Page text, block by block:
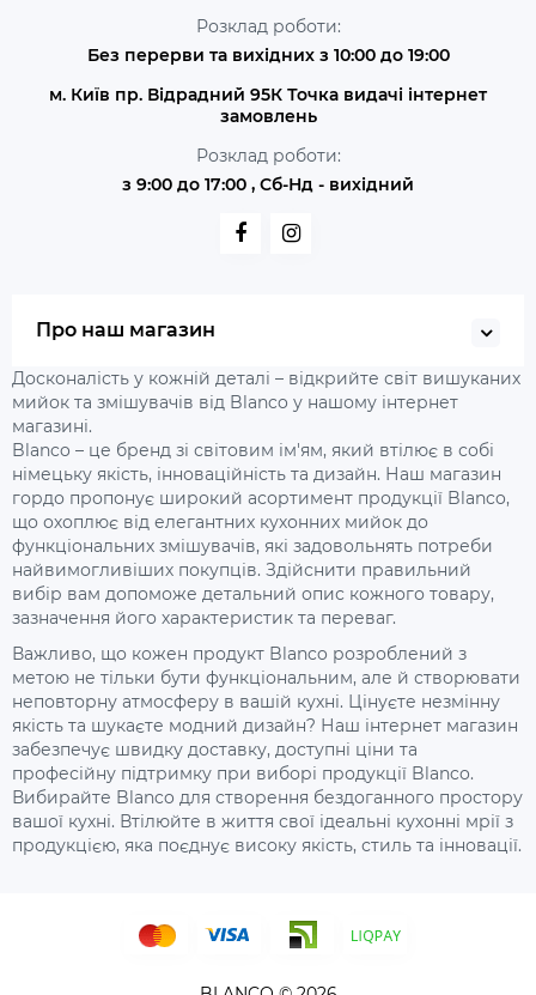
Розклад роботи:
Без перерви та вихідних з 10:00 до 19:00
м. Київ пр. Відрадний 95К Точка видачі інтернет
замовлень
Розклад роботи:
з 9:00 до 17:00 , Сб-Нд - вихідний
Про наш магазин
Досконалість у кожній деталі – відкрийте світ вишуканих
мийок та змішувачів від Blanco у нашому інтернет
магазині.
Blanco – це бренд зі світовим ім'ям, який втілює в собі
німецьку якість, інноваційність та дизайн. Наш магазин
гордо пропонує широкий асортимент продукції Blanco,
що охоплює від елегантних кухонних мийок до
функціональних змішувачів, які задовольнять потреби
найвимогливіших покупців. Здійснити правильний
вибір вам допоможе детальний опис кожного товару,
зазначення його характеристик та переваг.
Важливо, що кожен продукт Blanco розроблений з
метою не тільки бути функціональним, але й створювати
неповторну атмосферу в вашій кухні. Цінуєте незмінну
якість та шукаєте модний дизайн? Наш інтернет магазин
забезпечує швидку доставку, доступні ціни та
професійну підтримку при виборі продукції Blanco.
Вибирайте Blanco для створення бездоганного простору
вашої кухні. Втілюйте в життя свої ідеальні кухонні мрії з
продукцією, яка поєднує високу якість, стиль та інновації.